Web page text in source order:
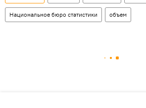
Национальное бюро статистики объем